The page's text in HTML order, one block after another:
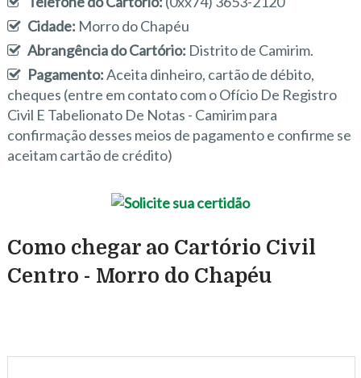
Cidade: Morro do Chapéu
Abrangência do Cartório: Distrito de Camirim.
Pagamento:Aceita dinheiro, cartão de débito,
cheques (entre em contato com o Ofício De Registro
Civil E Tabelionato De Notas - Camirim para
confirmação desses meios de pagamento e confirme se
aceitam cartão de crédito)
Como chegar ao Cartório Civil
Centro - Morro do Chapéu